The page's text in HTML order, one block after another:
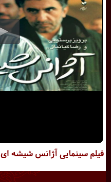
فیلم سینمایی آژانس شیشه ای